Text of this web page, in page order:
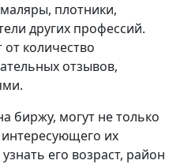
плотники,
других профессий.
от количество
отзывов,
биржу, могут не только
их
его возраст, район